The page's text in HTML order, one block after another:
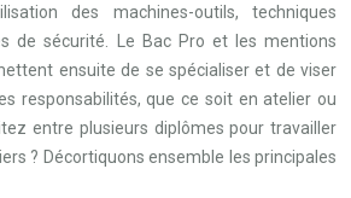
des machines-outils, techniques
de sécurité. Le Bac Pro et les mentions
ensuite de se spécialiser et de viser
responsabilités, que ce soit en atelier ou
entre plusieurs diplômes pour travailler
? Décortiquons ensemble les principales